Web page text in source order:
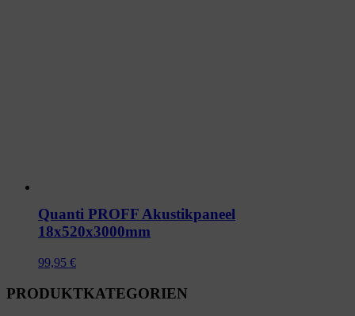
Quanti PROFF Akustikpaneel
18x520x3000mm
99,95 €
PRODUKTKATEGORIEN